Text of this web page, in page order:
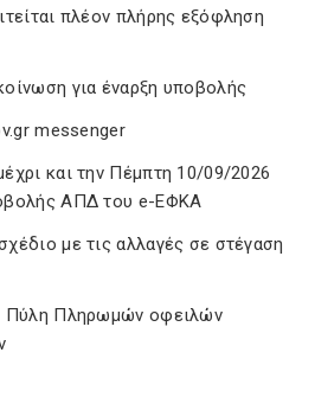
πλέον πλήρης εξόφληση
για έναρξη υποβολής
messenger
και την Πέμπτη 10/09/2026
ΑΠΔ του e-ΕΦΚΑ
με τις αλλαγές σε στέγαση
Πύλη Πληρωμών οφειλών